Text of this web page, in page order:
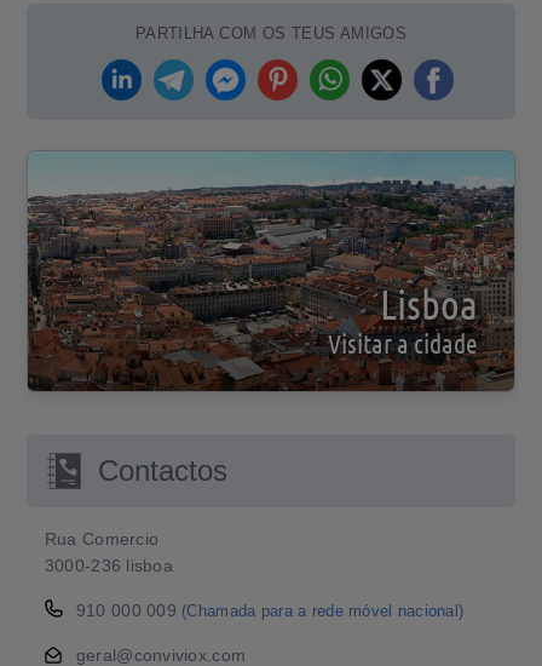
PARTILHA COM OS TEUS AMIGOS
Lisboa
Visitar a cidade
Contactos
Rua Comercio
3000-236 lisboa
910 000 009 (Chamada para a rede móvel nacional)
geral@conviviox.com